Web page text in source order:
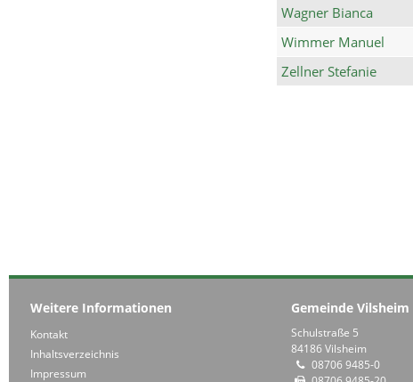
Wagner Bianca
Wimmer Manuel
Zellner Stefanie
Weitere Informationen
Kontakt
Inhaltsverzeichnis
Impressum
Gemeinde Vilsheim
Schulstraße 5
84186 Vilsheim
08706 9485-0